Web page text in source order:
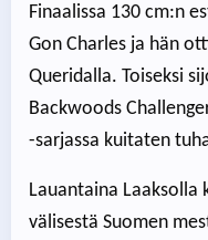
Finaalissa 130 cm:n
Gon Charles ja hän
Queridalla. Toiseksi
Backwoods
-sarjassa kuitaten
Lauantaina Laaksolla
välisestä Suomen